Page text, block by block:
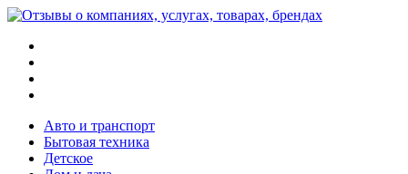
Авто и транспорт
Бытовая техника
Детское